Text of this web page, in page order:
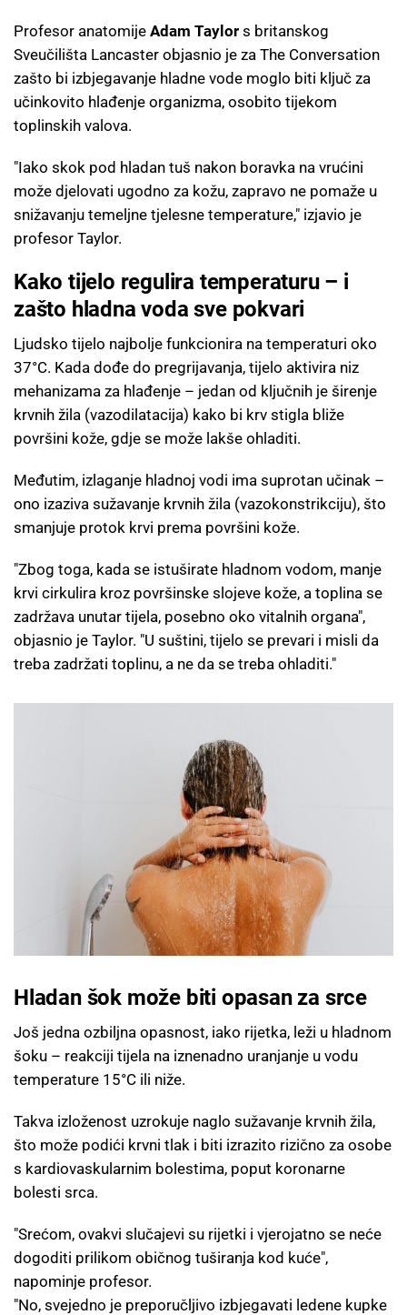
Profesor anatomije Adam Taylor s britanskog
Sveučilišta Lancaster objasnio je za The Conversation
zašto bi izbjegavanje hladne vode moglo biti ključ za
učinkovito hlađenje organizma, osobito tijekom
toplinskih valova.
"Iako skok pod hladan tuš nakon boravka na vrućini
može djelovati ugodno za kožu, zapravo ne pomaže u
snižavanju temeljne tjelesne temperature," izjavio je
profesor Taylor.
Kako tijelo regulira temperaturu – i
zašto hladna voda sve pokvari
Ljudsko tijelo najbolje funkcionira na temperaturi oko
37°C. Kada dođe do pregrijavanja, tijelo aktivira niz
mehanizama za hlađenje – jedan od ključnih je širenje
krvnih žila (vazodilatacija) kako bi krv stigla bliže
površini kože, gdje se može lakše ohladiti.
Međutim, izlaganje hladnoj vodi ima suprotan učinak –
ono izaziva sužavanje krvnih žila (vazokonstrikciju), što
smanjuje protok krvi prema površini kože.
"Zbog toga, kada se istuširate hladnom vodom, manje
krvi cirkulira kroz površinske slojeve kože, a toplina se
zadržava unutar tijela, posebno oko vitalnih organa",
objasnio je Taylor. "U suštini, tijelo se prevari i misli da
treba zadržati toplinu, a ne da se treba ohladiti."
Hladan šok može biti opasan za srce
Još jedna ozbiljna opasnost, iako rijetka, leži u hladnom
šoku – reakciji tijela na iznenadno uranjanje u vodu
temperature 15°C ili niže.
Takva izloženost uzrokuje naglo sužavanje krvnih žila,
što može podići krvni tlak i biti izrazito rizično za osobe
s kardiovaskularnim bolestima, poput koronarne
bolesti srca.
"Srećom, ovakvi slučajevi su rijetki i vjerojatno se neće
dogoditi prilikom običnog tuširanja kod kuće",
napominje profesor.
"No, svejedno je preporučljivo izbjegavati ledene kupke